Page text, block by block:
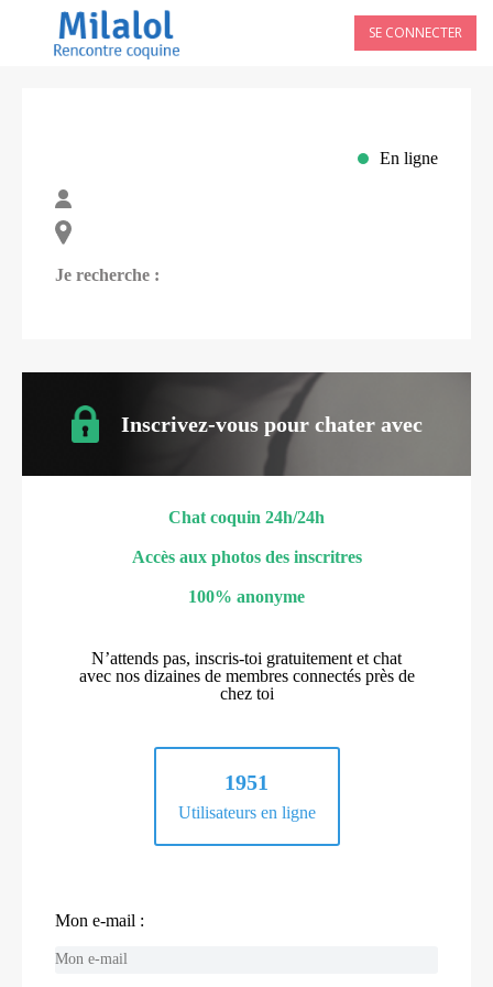
SE CONNECTER
En ligne
Je recherche :
Inscrivez-vous pour chater avec
Chat coquin 24h/24h
Accès aux photos des inscritres
100% anonyme
N’attends pas, inscris-toi gratuitement et chat
avec nos dizaines de membres connectés près de
chez toi
1951
Utilisateurs en ligne
Mon e-mail :